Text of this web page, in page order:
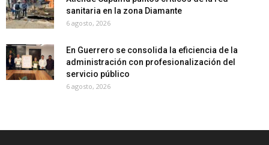
sanitaria en la zona Diamante
6 agosto, 2026
En Guerrero se consolida la eficiencia de la
administración con profesionalización del
servicio público
6 agosto, 2026